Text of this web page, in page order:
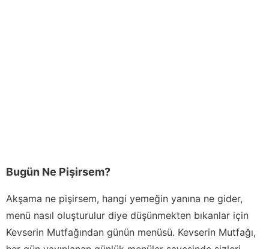
Bugün Ne Pişirsem?
Akşama ne pişirsem, hangi yemeğin yanına ne gider,
menü nasıl oluşturulur diye düşünmekten bıkanlar için
Kevserin Mutfağından günün menüsü. Kevserin Mutfağı,